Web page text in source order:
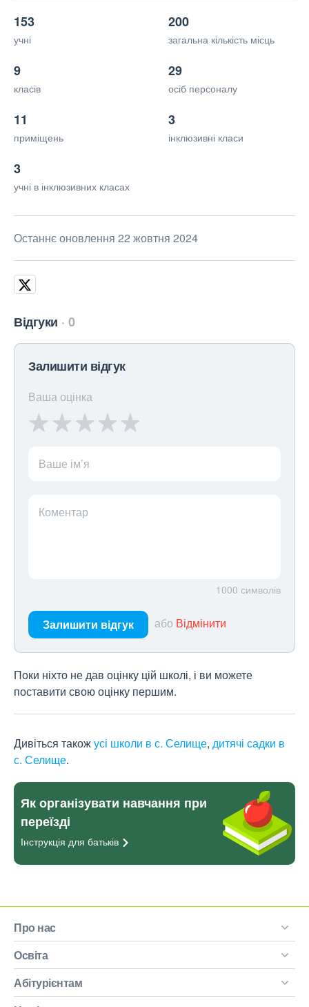
153
учні
200
загальна кількість місць
9
класів
29
осіб персоналу
11
приміщень
3
інклюзивні класи
3
учні в інклюзивних класах
Останнє оновлення 22 жовтня 2024
Відгуки 0
Залишити відгук
Ваша оцінка
Ваше ім’я
Коментар
1000 символів
Залишити відгук або Відмінити
Поки ніхто не дав оцінку цій школі, і ви можете
поставити свою оцінку першим.
Дивіться такожусі школи в с. Селище, дитячі садки в
с. Селище.
Як організувати навчання при
переїзді
Інструкція для батьків
Про нас
Освіта
Абітурієнтам